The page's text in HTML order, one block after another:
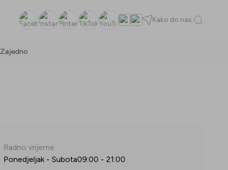
FacebookInstagramPinterestTikTokYouTube Kako do nas
Zajedno
Radno vrijeme
Ponedjeljak - Subota09:00 - 21:00